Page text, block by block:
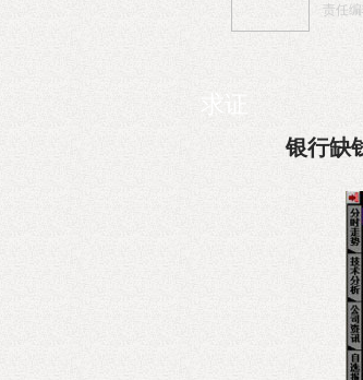
责任
求证
银行缺